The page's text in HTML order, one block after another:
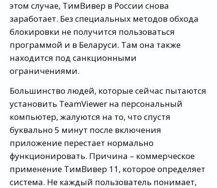
этом случае, ТимВивер в России снова
заработает. Без специальных методов обхода
блокировки не получится пользоваться
программой и в Беларуси. Там она также
находится под санкционными
ограничениями.
Большинство людей, которые сейчас пытаются
установить TeamViewer на персональный
компьютер, жалуются на то, что спустя
буквально 5 минут после включения
приложение перестает нормально
функционировать. Причина – коммерческое
применение ТимВивер 11, которое определяет
система. Не каждый пользователь понимает,